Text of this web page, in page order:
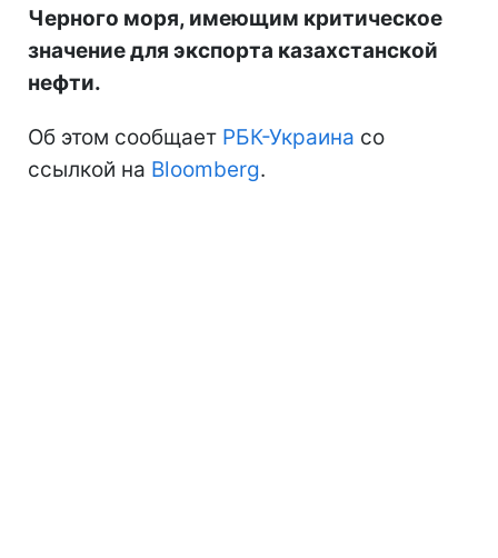
Черного моря, имеющим критическое
значение для экспорта казахстанской
нефти.
Об этом сообщает РБК-Украина со
ссылкой на Bloomberg.